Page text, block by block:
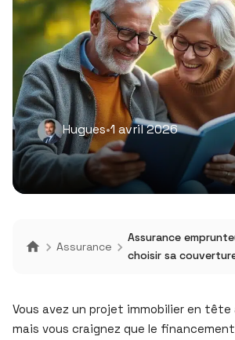
Hugues•1 avril 2026
Assurance
Assurance
choisir sa
Vous avez un projet immobilier en tête
mais vous craignez que le